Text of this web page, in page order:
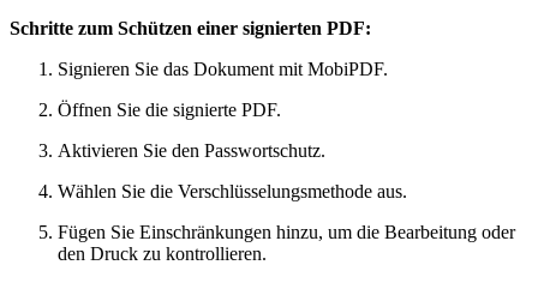
Schritte zum Schützen einer signierten PDF:
Signieren Sie das Dokument mit MobiPDF.
Öffnen Sie die signierte PDF.
Aktivieren Sie den Passwortschutz.
Wählen Sie die Verschlüsselungsmethode aus.
Fügen Sie Einschränkungen hinzu, um die Bearbeitung oder
den Druck zu kontrollieren.